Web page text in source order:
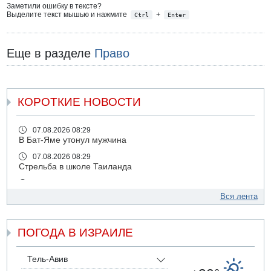
Заметили ошибку в тексте?
Выделите текст мышью и нажмите
Ctrl + Enter
Еще в разделе Право
КОРОТКИЕ НОВОСТИ
07.08.2026 08:29
В Бат-Яме утонул мужчина
07.08.2026 08:29
Стрельба в школе Таиланда
Саудовская Аравия сообщает о нападении хуситов
06.08.2026 13:43
И еще иранские агенты
06.08.2026 13:13
Вся лента
ПОГОДА В ИЗРАИЛЕ
Тель-Авив